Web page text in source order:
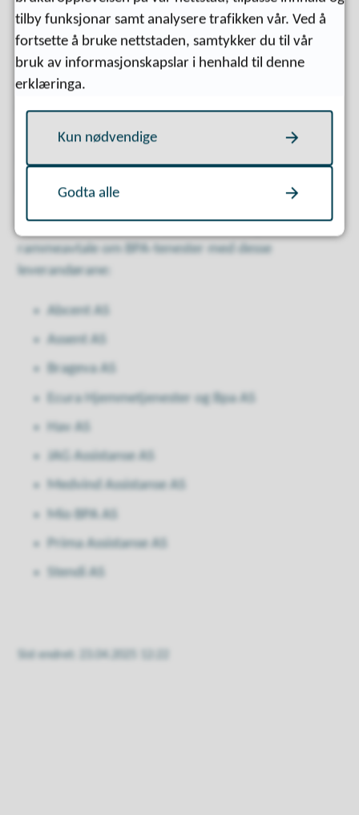
om rettar som pasient, brukar eller pårørande eller
hjelp med å utforme ein klage.
Meir informasjon finst i
BPA-leverandørar til vår
kommune
rammeavtale om BPA-tenester med desse
leverandørane:
Abcent AS
Assent AS
Brageva AS
Ecura Hjemmetjenester og Bpa AS
Hav AS
JAG Assistanse AS
Medvind Assistanse AS
Mio BPA AS
Prima Assistanse AS
Stendi AS
Sist endret
tilby funksjonar samt analysere trafikken vår. Ved å
fortsette å bruke nettstaden, samtykker du til vår
bruk av informasjonskapslar i henhald til denne
erklæringa.
Kun nødvendige
Godta alle